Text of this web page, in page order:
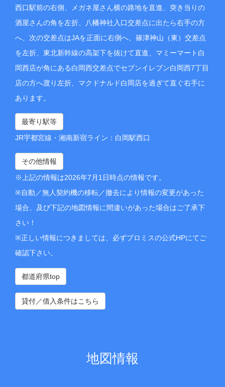
西口駅前の右側、メガネ屋さん横の路地を直進、突き当りの
酒屋さんの角を左折、八幡神社入口交差点に出たら右手の方
へ、次の交差点はJAを正面に右側へ、篠津神山（東）交差点
を左折、東北新幹線の高架下を抜けて直進、マミーマート白
岡西店が角にある白岡西交差点でセブンイレブン白岡西7丁目
店の方へ渡り左折、マクドナルド白岡店を過ぎて直ぐ右手に
あります。
最寄り駅等
JR宇都宮線・湘南新宿ライン：白岡駅西口
その他情報
※上記の情報は2026年7月1日時点の情報です。
※自動／無人契約機の移転／撤去により情報の変更があった
場合、及び下記の地図情報に間違いがあった場合はご了承下
さい！
※正しい情報につきましては、必ずプロミスの公式HPにてご
確認下さい。
都道府県top
貸付／借入条件はこちら
地図情報